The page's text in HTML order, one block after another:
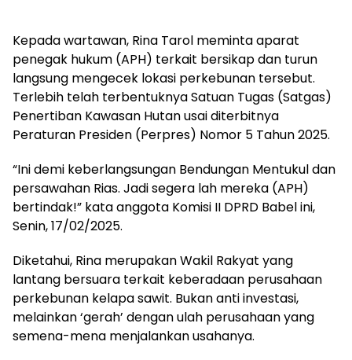
Kepada wartawan, Rina Tarol meminta aparat
penegak hukum (APH) terkait bersikap dan turun
langsung mengecek lokasi perkebunan tersebut.
Terlebih telah terbentuknya Satuan Tugas (Satgas)
Penertiban Kawasan Hutan usai diterbitnya
Peraturan Presiden (Perpres) Nomor 5 Tahun 2025.
“Ini demi keberlangsungan Bendungan Mentukul dan
persawahan Rias. Jadi segera lah mereka (APH)
bertindak!” kata anggota Komisi II DPRD Babel ini,
Senin, 17/02/2025.
Diketahui, Rina merupakan Wakil Rakyat yang
lantang bersuara terkait keberadaan perusahaan
perkebunan kelapa sawit. Bukan anti investasi,
melainkan ‘gerah’ dengan ulah perusahaan yang
semena-mena menjalankan usahanya.